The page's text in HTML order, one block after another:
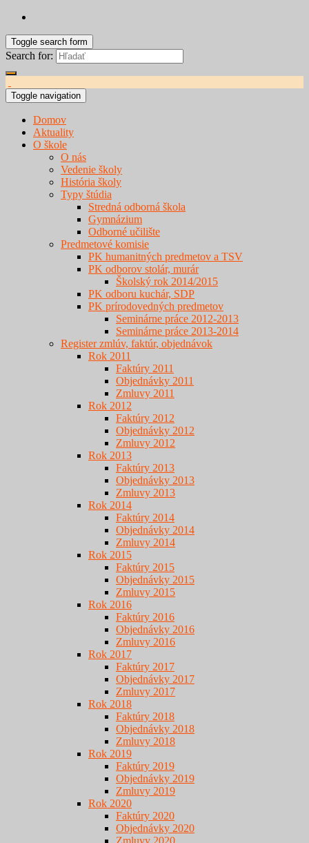
Toggle search form
Search for:
Toggle navigation
Domov
Aktuality
O škole
O nás
Vedenie školy
História školy
Typy štúdia
Stredná odborná škola
Gymnázium
Odborné učilište
Predmetové komisie
PK humanitných predmetov a TSV
PK odborov stolár, murár
Školský rok 2014/2015
PK odboru kuchár, SDP
PK prírodovedných predmetov
Seminárne práce 2012-2013
Seminárne práce 2013-2014
Register zmlúv, faktúr, objednávok
Rok 2011
Faktúry 2011
Objednávky 2011
Zmluvy 2011
Rok 2012
Faktúry 2012
Objednávky 2012
Zmluvy 2012
Rok 2013
Faktúry 2013
Objednávky 2013
Zmluvy 2013
Rok 2014
Faktúry 2014
Objednávky 2014
Zmluvy 2014
Rok 2015
Faktúry 2015
Objednávky 2015
Zmluvy 2015
Rok 2016
Faktúry 2016
Objednávky 2016
Zmluvy 2016
Rok 2017
Faktúry 2017
Objednávky 2017
Zmluvy 2017
Rok 2018
Faktúry 2018
Objednávky 2018
Zmluvy 2018
Rok 2019
Faktúry 2019
Objednávky 2019
Zmluvy 2019
Rok 2020
Faktúry 2020
Objednávky 2020
Zmluvy 2020